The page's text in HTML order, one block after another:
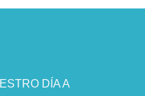
DÍA A